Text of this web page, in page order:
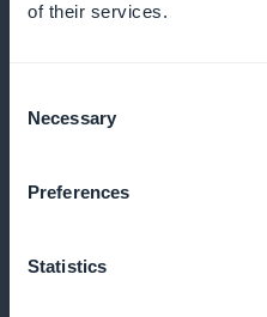
of their services.
Selection
Necessary
Preferences
Statistics
Dine kunder kan købe
Meddelelser om nye